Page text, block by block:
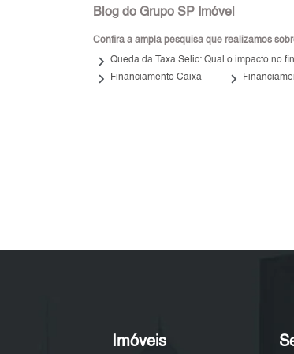
Blog do Grupo SP Imóvel
Confira a ampla pesquisa que realizamos
keyboard_arrow_right Queda da Taxa Selic: Qual o impacto no
keyboard_arrow_right Financiamento Caixa keyboard_arrow_right
Imóveis